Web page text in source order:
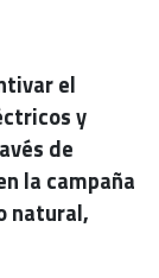
el
y
de
la campaña
natural,